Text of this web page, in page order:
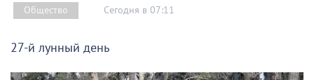
Общество Сегодня в 07:11
27-й лунный день